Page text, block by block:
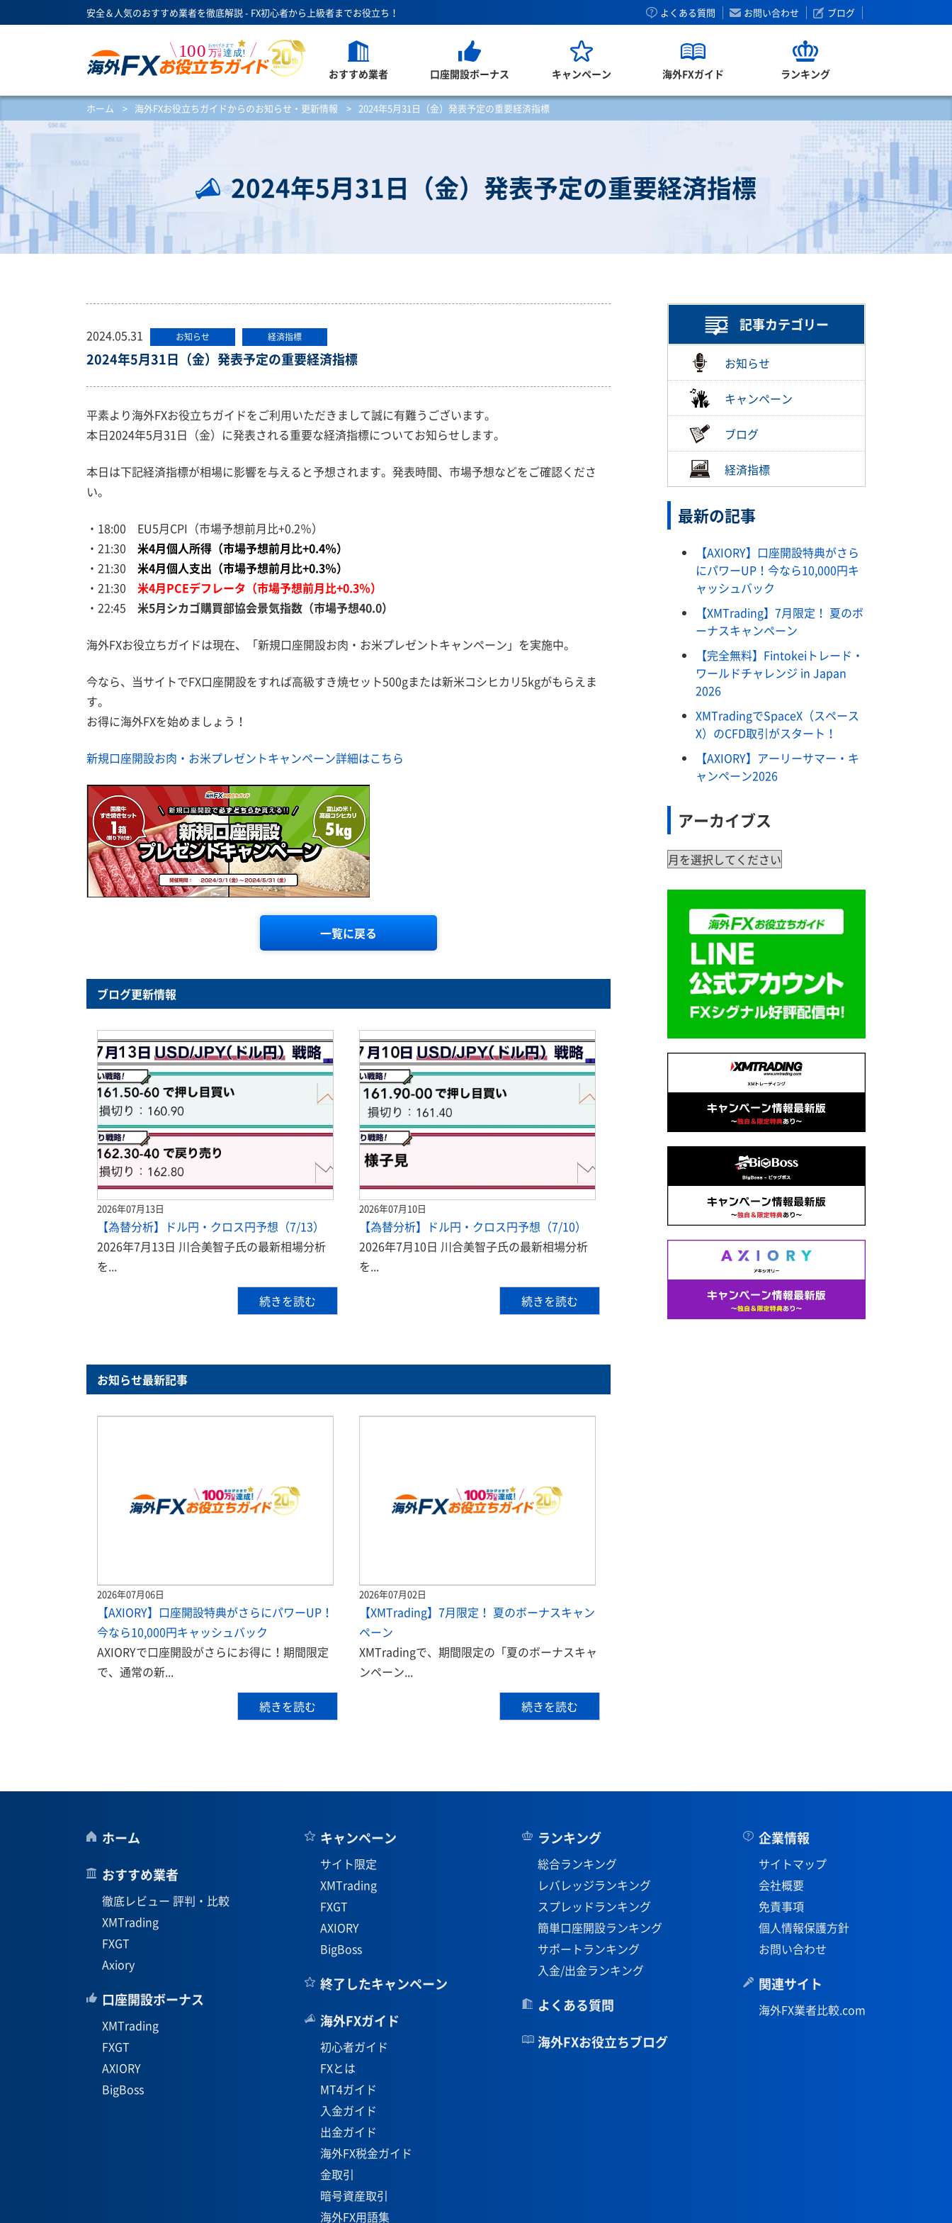
安全＆人気のおすすめ業者を徹底解説 - FX初心者から上級者までお役立ち！ よくある質問 お問い合わせ ブログ
おすすめ業者 口座開設ボーナス キャンペーン 海外FXガイド ランキング
ホーム > 海外FXお役立ちガイドからのお知らせ・更新情報 > 2024年5月31日（金）発表予定の重要経済指標
2024年5月31日（金）発表予定の重要経済指標
2024.05.31 お知らせ 経済指標
2024年5月31日（金）発表予定の重要経済指標
平素より海外FXお役立ちガイドをご利用いただきまして誠に有難うございます。
本日2024年5月31日（金）に発表される重要な経済指標についてお知らせします。
本日は下記経済指標が相場に影響を与えると予想されます。発表時間、市場予想などをご確認くださ
い。
・18:00 EU5月CPI（市場予想前月比+0.2％）
・21:30 米4月個人所得（市場予想前月比+0.4％）
・21:30 米4月個人支出（市場予想前月比+0.3％）
・21:30 米4月PCEデフレータ（市場予想前月比+0.3％）
・22:45 米5月シカゴ購買部協会景気指数（市場予想40.0）
海外FXお役立ちガイドは現在、「新規口座開設お肉・お米プレゼントキャンペーン」を実施中。
今なら、当サイトでFX口座開設をすれば高級すき焼セット500gまたは新米コシヒカリ5kgがもらえま
す。
お得に海外FXを始めましょう！
新規口座開設お肉・お米プレゼントキャンペーン詳細はこちら
一覧に戻る
ブログ更新情報
2026年07月13日
【為替分析】ドル円・クロス円予想（7/13）
2026年7月13日 川合美智子氏の最新相場分析
を...
続きを読む
2026年07月10日
【為替分析】ドル円・クロス円予想（7/10）
2026年7月10日 川合美智子氏の最新相場分析
を...
続きを読む
お知らせ最新記事
2026年07月06日
【AXIORY】口座開設特典がさらにパワーUP！
今なら10,000円キャッシュバック
AXIORYで口座開設がさらにお得に！期間限定
で、通常の新...
続きを読む
2026年07月02日
【XMTrading】7月限定！ 夏のボーナスキャン
ペーン
XMTradingで、期間限定の「夏のボーナスキャ
ンペーン...
続きを読む
記事カテゴリー
お知らせ
キャンペーン
ブログ
経済指標
最新の記事
【AXIORY】口座開設特典がさら
にパワーUP！今なら10,000円キ
ャッシュバック
【XMTrading】7月限定！ 夏のボ
ーナスキャンペーン
【完全無料】Fintokeiトレード・
ワールドチャレンジ in Japan
2026
XMTradingでSpaceX（スペース
X）のCFD取引がスタート！
【AXIORY】アーリーサマー・キ
ャンペーン2026
アーカイブス
ホーム
おすすめ業者
徹底レビュー 評判・比較
XMTrading
FXGT
Axiory
口座開設ボーナス
XMTrading
FXGT
AXIORY
BigBoss
キャンペーン
サイト限定
XMTrading
FXGT
AXIORY
BigBoss
終了したキャンペーン
海外FXガイド
初心者ガイド
FXとは
MT4ガイド
入金ガイド
出金ガイド
海外FX税金ガイド
金取引
暗号資産取引
海外FX用語集
ランキング
総合ランキング
レバレッジランキング
スプレッドランキング
簡単口座開設ランキング
サポートランキング
入金/出金ランキング
よくある質問
海外FXお役立ちブログ
企業情報
サイトマップ
会社概要
免責事項
個人情報保護方針
お問い合わせ
関連サイト
海外FX業者比較.com